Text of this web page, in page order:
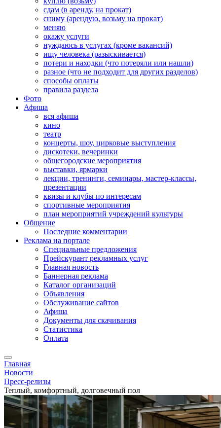
сдам (в аренду, на прокат)
сниму (арендую, возьму на прокат)
меняю
окажу услуги
нуждаюсь в услугах (кроме вакансий)
ищу человека (разыскивается)
потери и находки (что потеряли или нашли)
разное (что не подходит для других разделов)
способы оплаты
правила раздела
Фото
Афиша
вся афиша
кино
театр
концерты, шоу, цирковые выступления
дискотеки, вечеринки
общегородские мероприятия
выставки, ярмарки
лекции, тренинги, семинары, мастер-классы,
презентации
квизы и клубы по интересам
спортивные мероприятия
план мероприятий учреждений культуры
Общение
Последние комментарии
Реклама на портале
Специальные предложения
Прейскурант рекламных услуг
Главная новость
Баннерная реклама
Каталог организаций
Объявления
Обслуживание сайтов
Афиша
Документы для скачивания
Статистика
Оплата
Главная
Новости
Пресс-релизы
Теплый, комфортный, долговечный пол